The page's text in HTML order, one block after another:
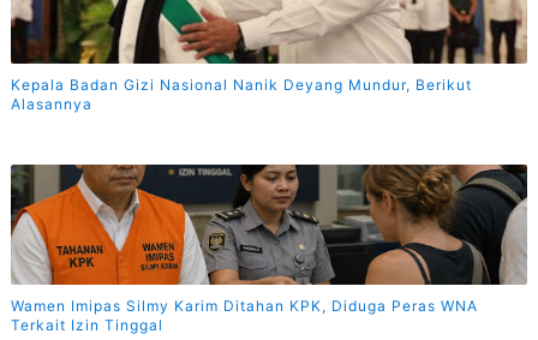
Kepala Badan Gizi Nasional Nanik Deyang Mundur, Berikut
Alasannya
Wamen Imipas Silmy Karim Ditahan KPK, Diduga Peras WNA
Terkait Izin Tinggal